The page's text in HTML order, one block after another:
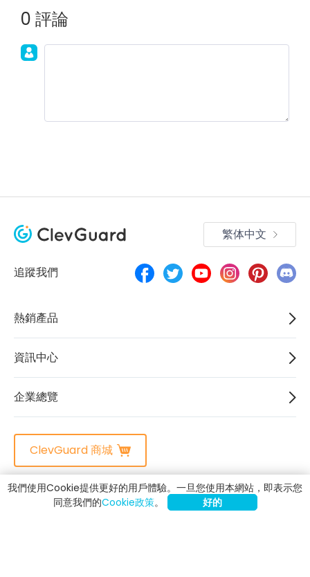
0 評論
追蹤我們
繁体中文
熱銷產品
資訊中心
企業總覽
ClevGuard 商城
政策: 隱私權聲明 Cookie 政策 退款政策 EULA 使用條款
我們使用Cookie提供更好的用戶體驗。一旦您使用本網站，即表示您
同意我們的Cookie政策。 好的